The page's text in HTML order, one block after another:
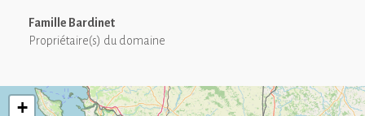
Famille Bardinet
Propriétaire(s) du domaine
+